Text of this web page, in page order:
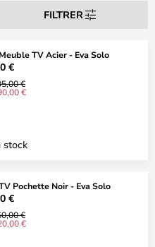
FILTRER
TV Acier - Eva Solo
€
€
€
stock
Pochette Noir - Eva Solo
€
€
€